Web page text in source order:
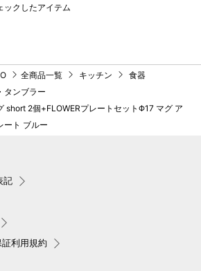
ックしたアイテム
全商品一覧 キッチン
食器
タンブラー
short 2個+FLOWERプレートセットΦ17 マグ ア
ート ブルー
記
利用規約